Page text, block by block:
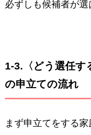
必ずしも候補者が選
1-3. 〈どう選任
の申立ての流れ
まず申立てをする家